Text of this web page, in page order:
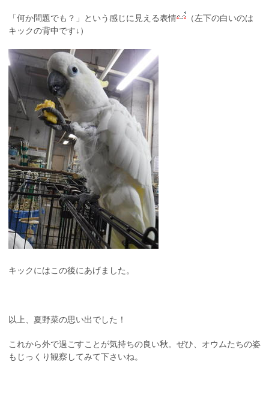
「何か問題でも？」という感じに見える表情
（左下の白いのは
キックの背中です↓）
キックにはこの後にあげました。
以上、夏野菜の思い出でした！
これから外で過ごすことが気持ちの良い秋。ぜひ、オウムたちの姿
もじっくり観察してみて下さいね。